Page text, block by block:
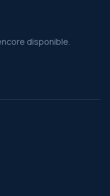
disponible.